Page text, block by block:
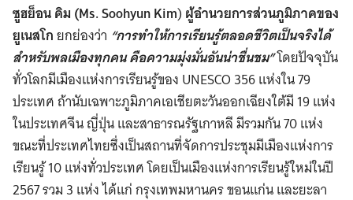
ซูฮย็อน คิม (Ms. Soohyun Kim) ผู้อำนวยการส่วนภูมิภาคของ
ยูเนสโกยกย่องว่า “การทำให้การเรียนรู้ตลอดชีวิตเป็นจริงได้
สำหรับพลเมืองทุกคน คือความมุ่งมั่นอันน่าชื่นชม”โดยปัจจุบัน
ทั่วโลกมีเมืองแห่งการเรียนรู้ของ UNESCO 356 แห่งใน 79
ประเทศ ถ้านับเฉพาะภูมิภาคเอเชียตะวันออกเฉียงใต้มี 19 แห่ง
ในประเทศจีน ญี่ปุ่น และสาธารณรัฐเกาหลี มีรวมกัน 70 แห่ง
ขณะที่ประเทศไทยซึ่งเป็นสถานที่จัดการประชุมมีเมืองแห่งการ
เรียนรู้ 10 แห่งทั่วประเทศ โดยเป็นเมืองแห่งการเรียนรู้ใหม่ในปี
2567 รวม 3 แห่ง ได้แก่ กรุงเทพมหานคร ขอนแก่น และยะลา